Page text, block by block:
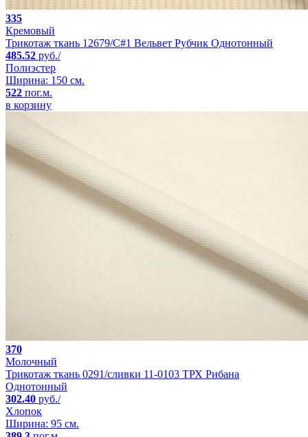
335
Кремовый
Трикотаж ткань 12679/C#1 Вельвет Рубчик Однотонный
485.52 руб./
Полиэстер
Ширина: 150 см.
522 пог.м.
в корзину
370
Молочный
Трикотаж ткань 0291/сливки 11-0103 ТРХ Рибана
Однотонный
302.40 руб./
Хлопок
Ширина: 95 см.